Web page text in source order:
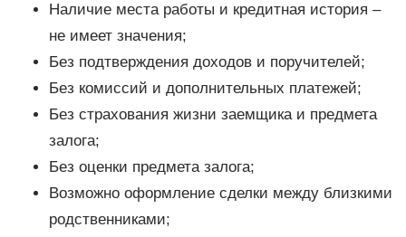
Наличие места работы и кредитная история –
не имеет значения;
Без подтверждения доходов и поручителей;
Без комиссий и дополнительных платежей;
Без страхования жизни заемщика и предмета
залога;
Без оценки предмета залога;
Возможно оформление сделки между близкими
родственниками;